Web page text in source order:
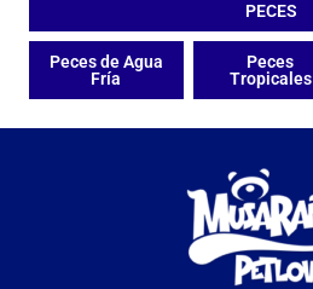
PECES
Peces de Agua
Fría
Peces
Tropicales